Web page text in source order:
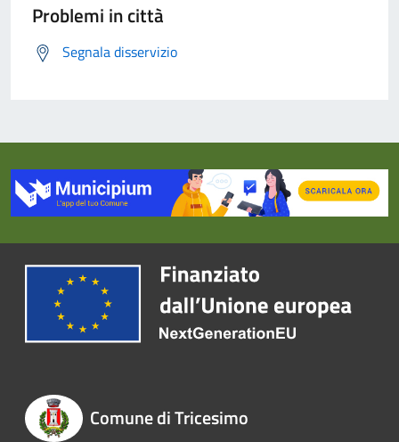
Problemi in città
Segnala disservizio
Comune di Tricesimo